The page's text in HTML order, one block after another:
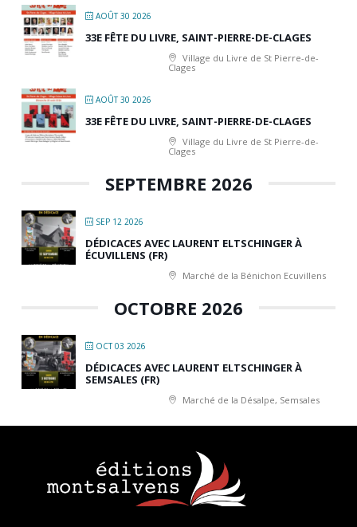
AOÛT 30 2026
33E FÊTE DU LIVRE, SAINT-PIERRE-DE-CLAGES
Village du Livre de St Pierre-de-
Clages
AOÛT 30 2026
33E FÊTE DU LIVRE, SAINT-PIERRE-DE-CLAGES
Village du Livre de St Pierre-de-
Clages
SEPTEMBRE 2026
SEP 12 2026
DÉDICACES AVEC LAURENT ELTSCHINGER À
ÉCUVILLENS (FR)
Marché de la Bénichon Ecuvillens
OCTOBRE 2026
OCT 03 2026
DÉDICACES AVEC LAURENT ELTSCHINGER À
SEMSALES (FR)
Marché de la Désalpe, Semsales